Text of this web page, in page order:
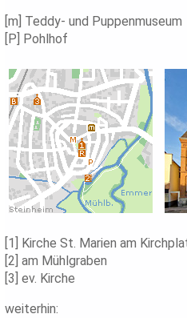
[m] Teddy- und Puppenmuseum
[P] Pohlhof
[1] Kirche St. Marien am
[2] am Mühlgraben
[3] ev. Kirche
weiterhin: